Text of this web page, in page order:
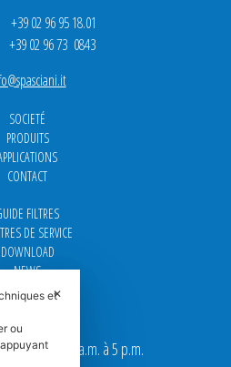
02 96 95 18.01
02 96 73 0843
SOCIETÉ
PRODUITS
CONTACT
FILTRES
DE SERVICE
DOWNLOAD
NEWS
FAQ
ouverts de 9 a.m. à 5 p.m.
✕
et
ou